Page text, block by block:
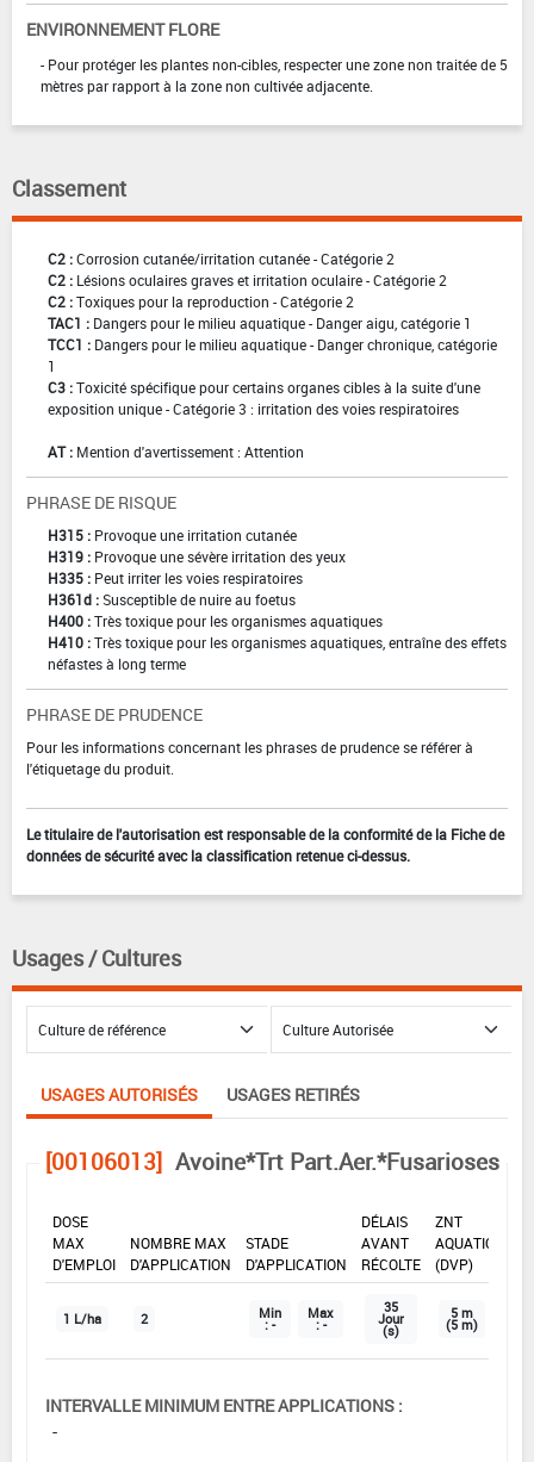
ENVIRONNEMENT FLORE
- Pour protéger les plantes non-cibles, respecter une zone non traitée de 5
mètres par rapport à la zone non cultivée adjacente.
Classement
C2 :Corrosion cutanée/irritation cutanée - Catégorie 2
C2 : Lésions oculaires graves et irritation oculaire - Catégorie 2
C2 :Toxiques pour la reproduction - Catégorie 2
TAC1 : Dangers pour le milieu aquatique - Danger aigu, catégorie 1
TCC1 : Dangers pour le milieu aquatique - Danger chronique, catégorie
1
C3 :Toxicité spécifique pour certains organes cibles à la suite d'une
exposition unique - Catégorie 3 : irritation des voies respiratoires
AT : Mention d'avertissement : Attention
PHRASE DE RISQUE
H315 : Provoque une irritation cutanée
H319 : Provoque une sévère irritation des yeux
H335 : Peut irriter les voies respiratoires
H361d :Susceptible de nuire au foetus
H400 :Très toxique pour les organismes aquatiques
H410 :Très toxique pour les organismes aquatiques, entraîne des effets
néfastes à long terme
PHRASE DE PRUDENCE
Pour les informations concernant les phrases de prudence se référer à
l'étiquetage du produit.
Le titulaire de l'autorisation est responsable de la conformité de la Fiche de
données de sécurité avec la classification retenue ci-dessus.
Usages / Cultures
USAGES AUTORISÉS USAGES RETIRÉS
[00106013] Avoine*Trt Part.Aer.*Fusarioses
DOSE
MAX
D'EMPLOI
NOMBRE MAX
D'APPLICATION
STADE
D'APPLICATION
DÉLAIS
AVANT
RÉCOLTE
ZNT
AQUATIQUE
(DVP)
1 L/ha 2 Min
: -
Max
: -
35
Jour
(s)
5 m
(5 m)
INTERVALLE MINIMUM ENTRE APPLICATIONS :
-